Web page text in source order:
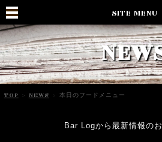
SITE MENU
TOP > NEWS > 本日のフードメニュー
Bar Logから最新情報の